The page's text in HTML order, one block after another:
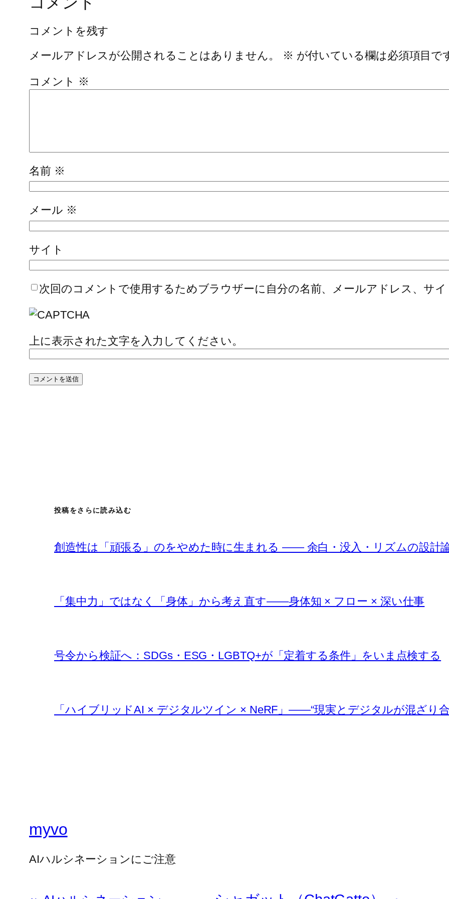
コメントを残す
メールアドレスが公開されることはありません。
※ が付いている欄は必須項目で
コメント ※
名前 ※
メール ※
サイト
次回のコメントで使用するためブラウザーに自分の名前、メールアドレス、サ
上に表示された文字を入力してください。
投稿をさらに読み込む
創造性は「頑張る」のをやめた時に生まれる —— 余白・没入・リズムの設計
「集中力」ではなく「身体」から考え直す――身体知 × フロー × 深い仕事
号令から検証へ：SDGs・ESG・LGBTQ+が「定着する条件」をいま点検する
「ハイブリッドAI × デジタルツイン × NeRF」――“現実とデジタルが混ざり
myvo
AIハルシネーションにご注意